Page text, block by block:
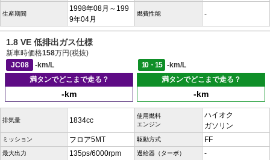
生産期間
1998年08月～199
9年04月
燃費性能 -
1.8 VE 低排出ガス仕様
新車時価格158万円(税抜)
JC08
-km/L 10・15
-km/L
満タンでどこまで走る？
-km
満タンでどこまで走る？
-km
排気量 1834cc
使用燃料
エンジン
ハイオク
ガソリン
ミッション フロア5MT 駆動方式 FF
最大出力 135ps/6000rpm 過給器（ターボ） -